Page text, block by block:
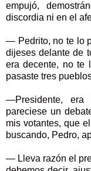
empujó,
discordia ni en el
— Pedrito, no te lo
dijeses delante de
era decente, no te
pasaste tres
—Presidente,
pareciese un
mis votantes, que
buscando, Pedro,
— Lleva razón el